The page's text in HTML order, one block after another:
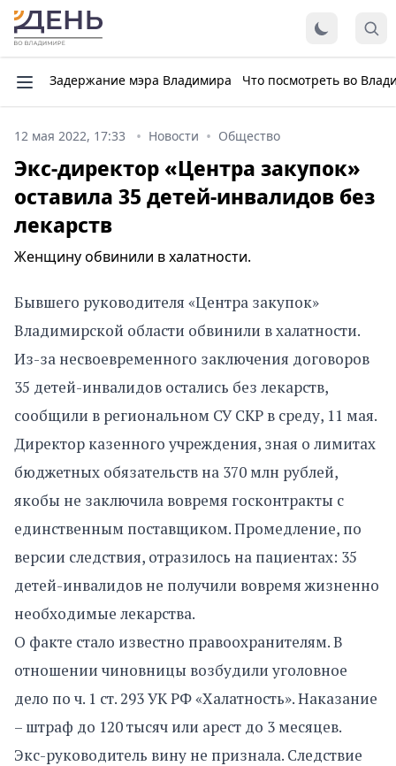
Задержание мэра Владимира Что посмотреть во
12 мая 2022, 17:33 Новости Общество
Экс-директор «Центра закупок»
оставила 35 детей-инвалидов без
лекарств
Женщину обвинили в халатности.
Бывшего руководителя «Центра закупок»
Владимирской области обвинили в халатности.
Из-за несвоевременного заключения договоров
35 детей-инвалидов остались без лекарств,
сообщили в региональном СУ СКР в среду, 11 мая.
Директор казенного учреждения, зная о лимитах
бюджетных обязательств на 370 млн рублей,
якобы не заключила вовремя госконтракты с
единственным поставщиком. Промедление, по
версии следствия, отразилось на пациентах: 35
детей-инвалидов не получили вовремя жизненно
необходимые лекарства.
О факте стало известно правоохранителям. В
отношении чиновницы возбудили уголовное
дело по ч. 1 ст. 293 УК РФ «Халатность». Наказание
– штраф до 120 тысяч или арест до 3 месяцев.
Экс-руководитель вину не признала. Следствие